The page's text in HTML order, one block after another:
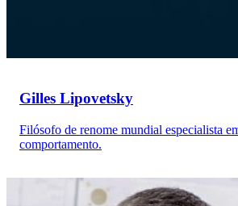
Gilles Lipovetsky
Filósofo de renome mundial especialista
comportamento.